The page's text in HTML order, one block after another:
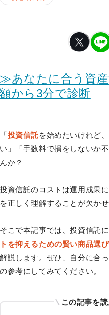
≫あなたに合う資
額から3分で診断
「投資信託を始めたいけれど、
い」「手数料で損をしないか
んか？
投資信託のコストは運用成果
を正しく理解することが欠かせ
そこで本記事では、投資信託
トを抑えるための賢い商品選
解説します。ぜひ、自分に合
の参考にしてみてください。
この記事を